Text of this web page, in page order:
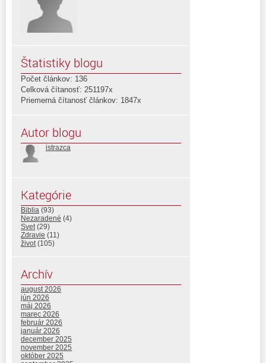
Štatistiky blogu
Počet článkov: 136
Celková čítanosť: 251197x
Priemerná čítanosť článkov: 1847x
Autor blogu
istrazca
Kategórie
Biblia (93)
Nezaradené (4)
Svet (29)
Zdravie (11)
život (105)
Archív
august 2026
jún 2026
máj 2026
marec 2026
február 2026
január 2026
december 2025
november 2025
október 2025